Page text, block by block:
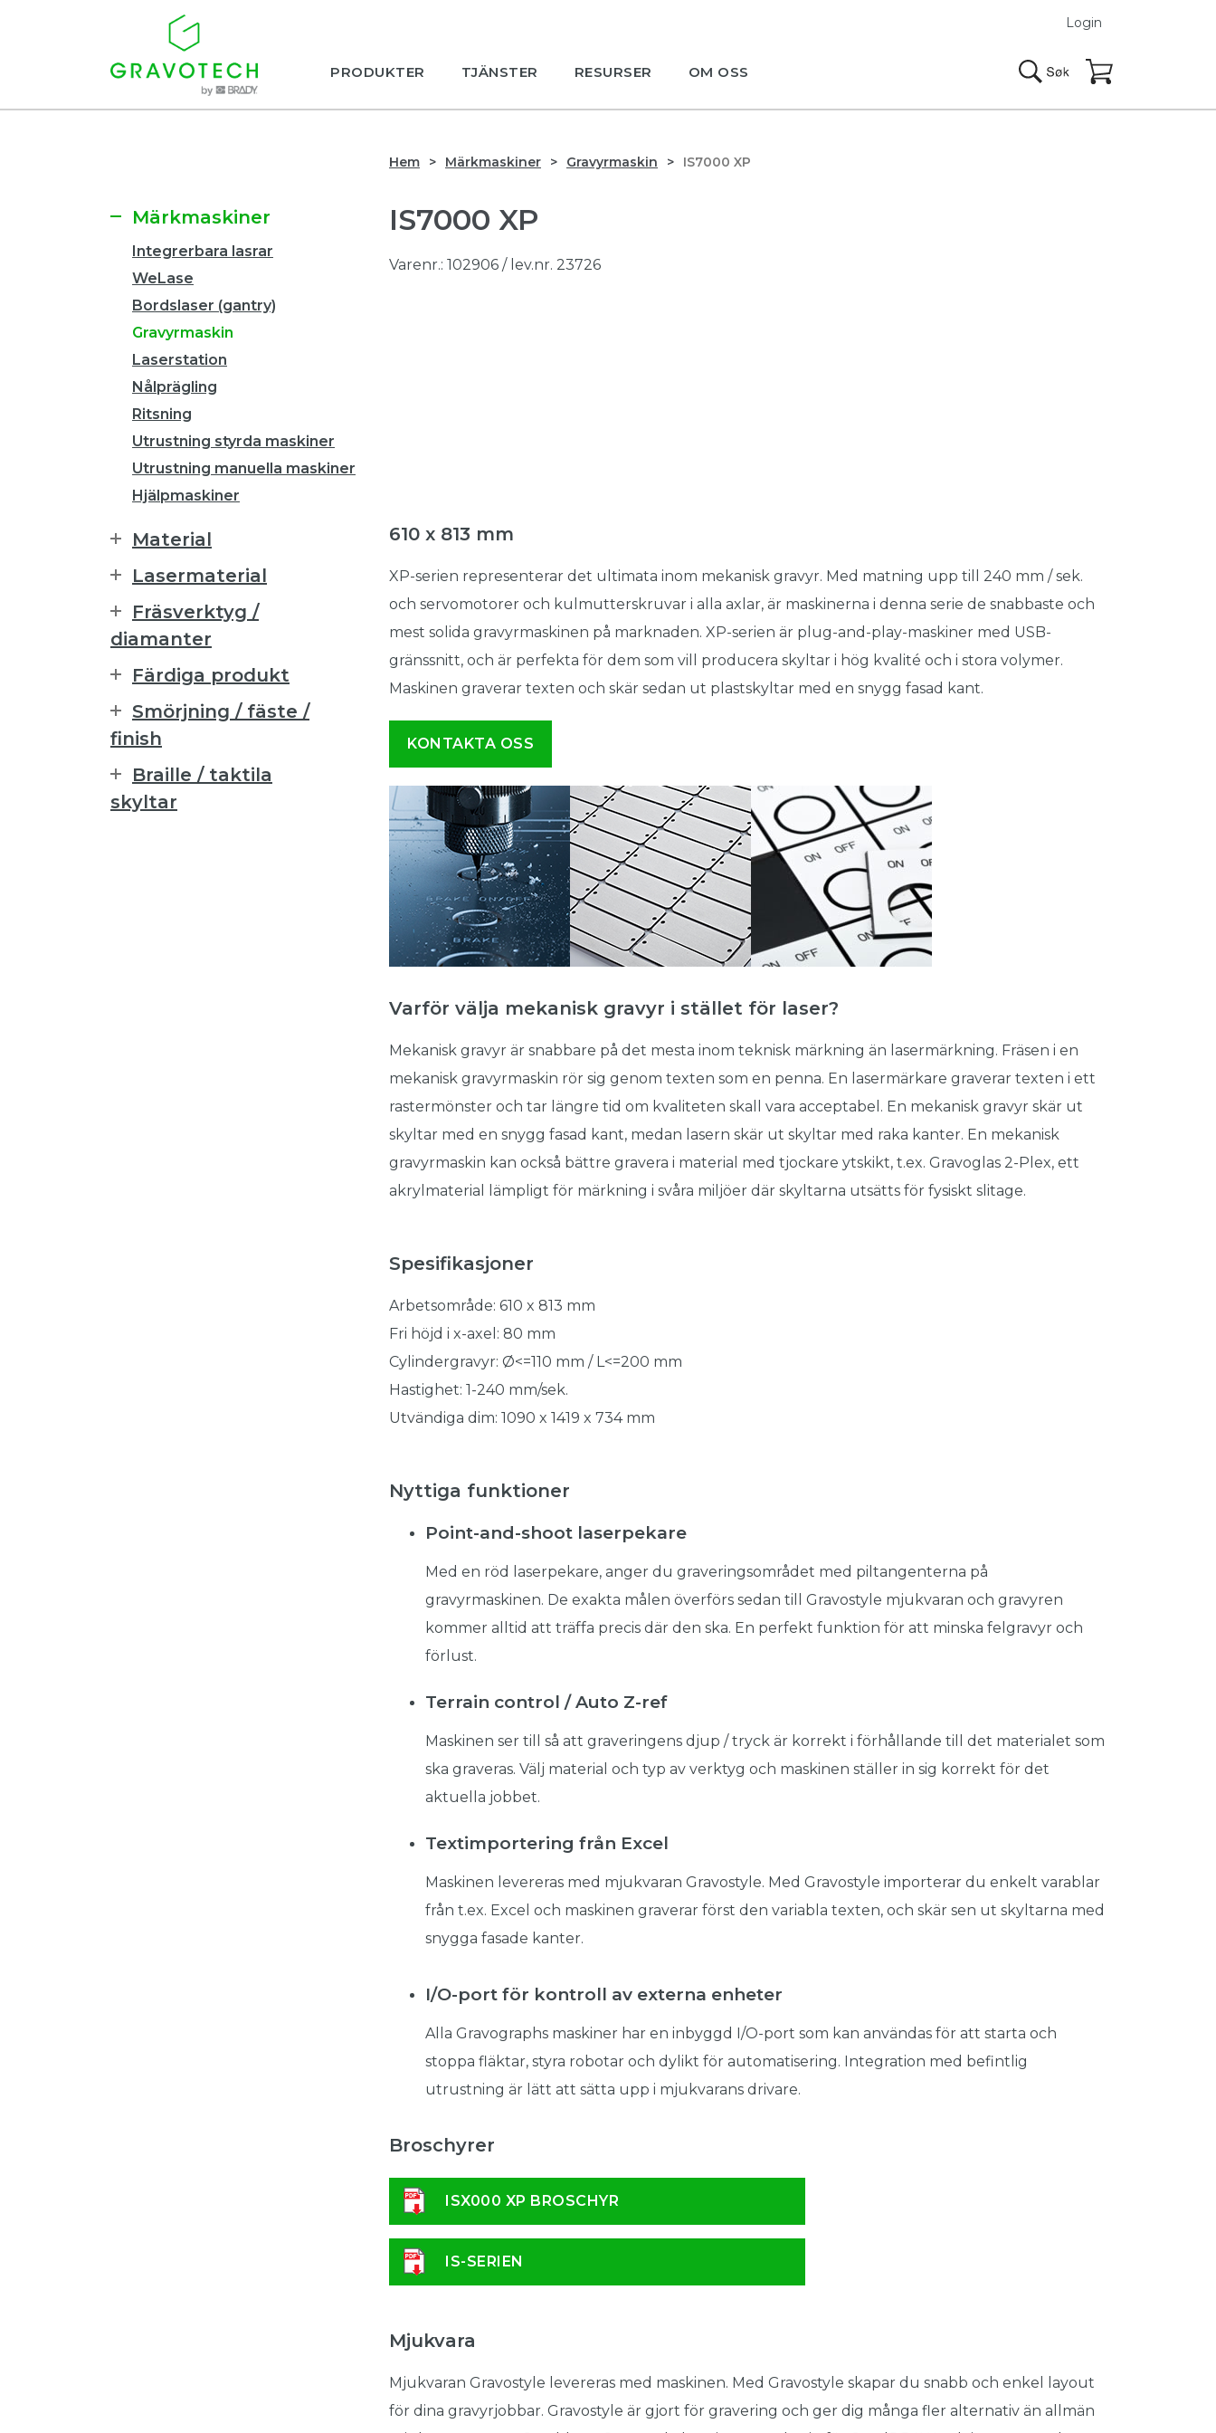
PRODUKTER TJÄNSTER RESURSER OM OSS
Login
Hem Märkmaskiner Gravyrmaskin IS7000 XP
IS7000 XP
Varenr.: 102906 / lev.nr. 23726
610 x 813 mm
XP-serien representerar det ultimata inom mekanisk gravyr. Med matning upp till 240 mm / sek.
och servomotorer och kulmutterskruvar i alla axlar, är maskinerna i denna serie de snabbaste och
mest solida gravyrmaskinen på marknaden. XP-serien är plug-and-play-maskiner med USB-
gränssnitt, och är perfekta för dem som vill producera skyltar i hög kvalité och i stora volymer.
Maskinen graverar texten och skär sedan ut plastskyltar med en snygg fasad kant.
KONTAKTA OSS
Varför välja mekanisk gravyr i stället för laser?
Mekanisk gravyr är snabbare på det mesta inom teknisk märkning än lasermärkning. Fräsen i en
mekanisk gravyrmaskin rör sig genom texten som en penna. En lasermärkare graverar texten i ett
rastermönster och tar längre tid om kvaliteten skall vara acceptabel. En mekanisk gravyr skär ut
skyltar med en snygg fasad kant, medan lasern skär ut skyltar med raka kanter. En mekanisk
gravyrmaskin kan också bättre gravera i material med tjockare ytskikt, t.ex. Gravoglas 2-Plex, ett
akrylmaterial lämpligt för märkning i svåra miljöer där skyltarna utsätts för fysiskt slitage.
Spesifikasjoner
Arbetsområde: 610 x 813 mm
Fri höjd i x-axel: 80 mm
Cylindergravyr: Ø<=110 mm / L<=200 mm
Hastighet: 1-240 mm/sek.
Utvändiga dim: 1090 x 1419 x 734 mm
Nyttiga funktioner
Point-and-shoot laserpekare
Med en röd laserpekare, anger du graveringsområdet med piltangenterna på
gravyrmaskinen. De exakta målen överförs sedan till Gravostyle mjukvaran och gravyren
kommer alltid att träffa precis där den ska. En perfekt funktion för att minska felgravyr och
förlust.
Terrain control / Auto Z-ref
Maskinen ser till så att graveringens djup / tryck är korrekt i förhållande till det materialet som
ska graveras. Välj material och typ av verktyg och maskinen ställer in sig korrekt för det
aktuella jobbet.
Textimportering från Excel
Maskinen levereras med mjukvaran Gravostyle. Med Gravostyle importerar du enkelt varablar
från t.ex. Excel och maskinen graverar först den variabla texten, och skär sen ut skyltarna med
snygga fasade kanter.
I/O-port för kontroll av externa enheter
Alla Gravographs maskiner har en inbyggd I/O-port som kan användas för att starta och
stoppa fläktar, styra robotar och dylikt för automatisering. Integration med befintlig
utrustning är lätt att sätta upp i mjukvarans drivare.
Broschyrer
ISX000 XP BROSCHYR
IS-SERIEN
Mjukvara
Mjukvaran Gravostyle levereras med maskinen. Med Gravostyle skapar du snabb och enkel layout
för dina gravyrjobbar. Gravostyle är gjort för gravering och ger dig många fler alternativ än allmän
Märkmaskiner
Integrerbara lasrar
WeLase
Bordslaser (gantry)
Gravyrmaskin
Laserstation
Nålprägling
Ritsning
Utrustning styrda maskiner
Utrustning manuella maskiner
Hjälpmaskiner
Material
Lasermaterial
Fräsverktyg /
diamanter
Färdiga produkt
Smörjning / fäste /
finish
Braille / taktila
skyltar